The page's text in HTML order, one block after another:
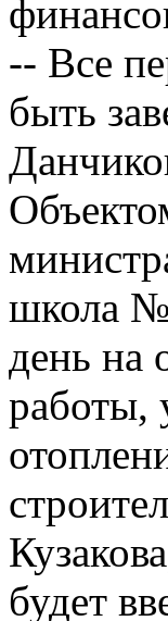
-- Все
быть
школа
день на
работы,
будет